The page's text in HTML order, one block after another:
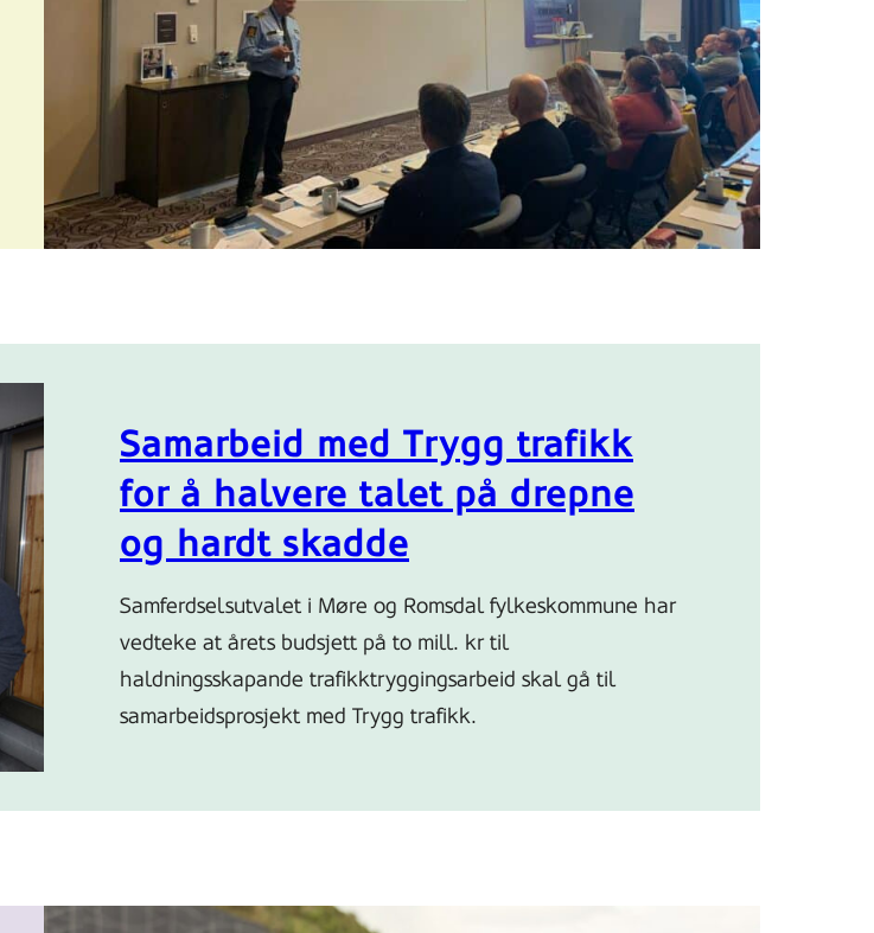
Samarbeid med Trygg trafikk
for å halvere talet på drepne
og hardt skadde
Samferdselsutvalet i Møre og Romsdal fylkeskommune har
vedteke at årets budsjett på to mill. kr til
haldningsskapande trafikktryggingsarbeid skal gå til
samarbeidsprosjekt med Trygg trafikk.